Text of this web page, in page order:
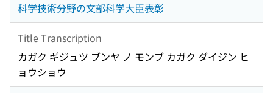
科学技術分野の文部科学大臣表彰
Title Transcription
カガク ギジュツ ブンヤ ノ モンブ カガク ダイジン ヒ
ョウショウ